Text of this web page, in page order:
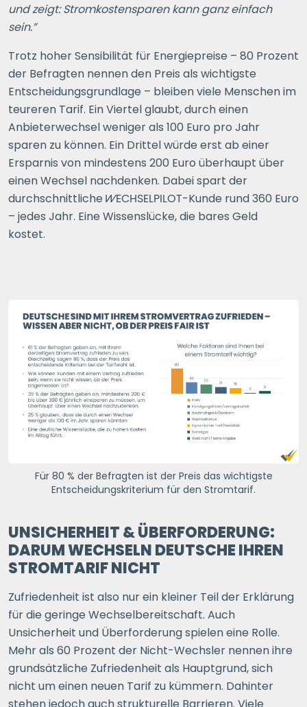
und zeigt: Stromkostensparen kann ganz einfach
sein.”
Trotz hoher Sensibilität für Energiepreise – 80 Prozent
der Befragten nennen den Preis als wichtigste
Entscheidungsgrundlage – bleiben viele Menschen im
teureren Tarif. Ein Viertel glaubt, durch einen
Anbieterwechsel weniger als 100 Euro pro Jahr
sparen zu können. Ein Drittel würde erst ab einer
Ersparnis von mindestens 200 Euro überhaupt über
einen Wechsel nachdenken. Dabei spart der
durchschnittliche WECHSELPILOT-Kunde rund 360 Euro
– jedes Jahr. Eine Wissenslücke, die bares Geld
kostet.
Für 80 % der Befragten ist der Preis das wichtigste
Entscheidungskriterium für den Stromtarif.
UNSICHERHEIT & ÜBERFORDERUNG:
DARUM WECHSELN DEUTSCHE IHREN
STROMTARIF NICHT
Zufriedenheit ist also nur ein kleiner Teil der Erklärung
für die geringe Wechselbereitschaft. Auch
Unsicherheit und Überforderung spielen eine Rolle.
Mehr als 60 Prozent der Nicht-Wechsler nennen ihre
grundsätzliche Zufriedenheit als Hauptgrund, sich
nicht um einen neuen Tarif zu kümmern. Dahinter
stehen jedoch auch strukturelle Barrieren. Viele